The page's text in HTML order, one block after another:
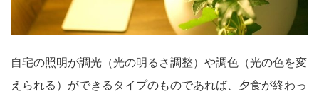
自宅の照明が調光（光の明るさ調整）や調色（光の色を変
えられる）ができるタイプのものであれば、夕食が終わっ